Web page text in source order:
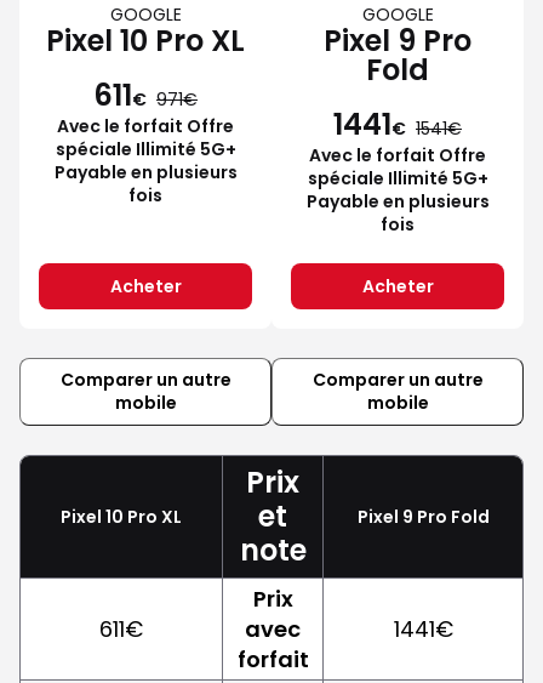
GOOGLE
Pixel 10 Pro XL
611€ 971
Avec le forfait Offre
spéciale Illimité 5G+
Payable en plusieurs
fois
Acheter
GOOGLE
Pixel 9 Pro
Fold
1441€ 1541
Avec le forfait Offre
spéciale Illimité 5G+
Payable en plusieurs
fois
Acheter
Comparer un autre
mobile
Comparer un autre
mobile
Pixel 10 Pro XL
Prix
et
note
Pixel 9 Pro Fold
611€
Prix
avec
forfait
1441€